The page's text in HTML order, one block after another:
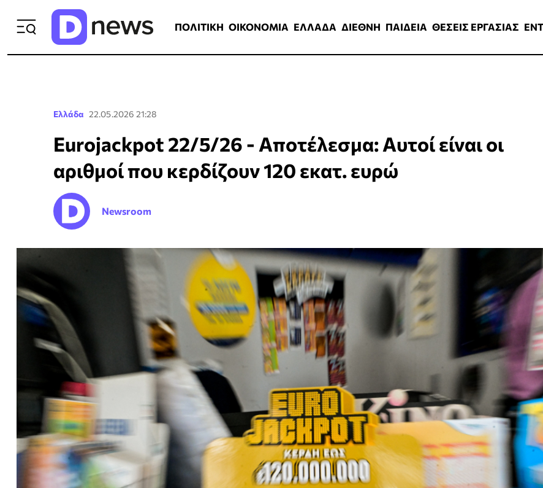
ΠΟΛΙΤΙΚΗ ΟΙΚΟΝΟΜΙΑ ΕΛΛΑΔΑ ΔΙΕΘΝΗ ΠΑΙΔΕΙΑ ΘΕΣΕΙΣ ΕΡΓΑΣΙΑΣ
Ελλάδα 22.05.2026 21:28
Eurojackpot 22/5/26 - Αποτέλεσμα: Αυτοί είναι οι
αριθμοί που κερδίζουν 120 εκατ. ευρώ
Newsroom